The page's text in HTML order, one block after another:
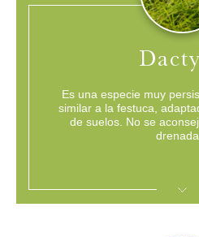
Es una especie muy
similar a la festuca,
de suelos. No se